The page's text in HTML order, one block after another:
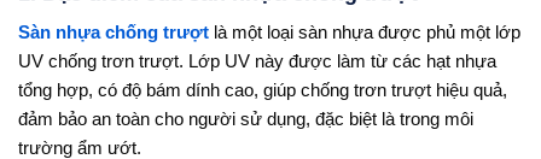
Sàn nhựa chống trượt là một loại sàn nhựa được phủ một lớp
UV chống trơn trượt. Lớp UV này được làm từ các hạt nhựa
tổng hợp, có độ bám dính cao, giúp chống trơn trượt hiệu quả,
đảm bảo an toàn cho người sử dụng, đặc biệt là trong môi
trường ẩm ướt.